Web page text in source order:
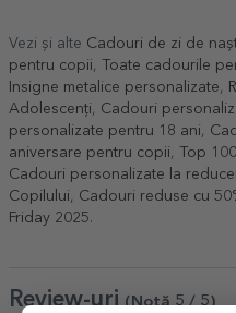
Vezi și alte Cadouri de zi de
pentru copii
Toate cadourile
Insigne metalice personalizate
Adolescenți
Cadouri
personalizate pentru 18 ani
aniversare pentru copii
Top
Cadouri personalizate la
Copilului
Cadouri reduse cu
Friday 2025.
Review-uri(Notă5/ 5)